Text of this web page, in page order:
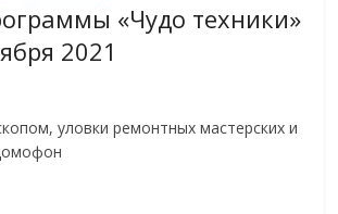
«Чудо техники»
2021
уловки ремонтных мастерских и